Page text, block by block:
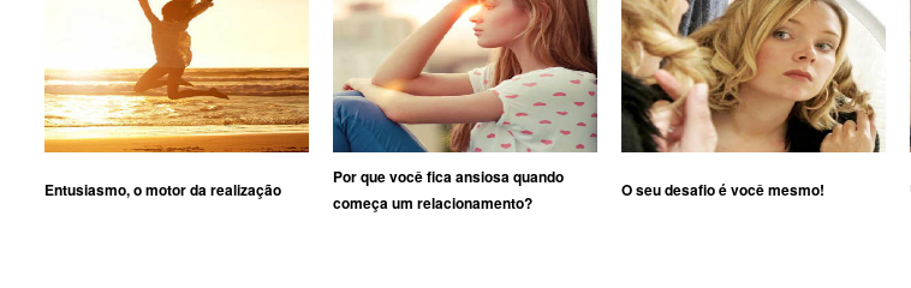
Entusiasmo, o motor da realização
Por que você fica ansiosa quando
começa um relacionamento?
O seu desafio é você mesmo!